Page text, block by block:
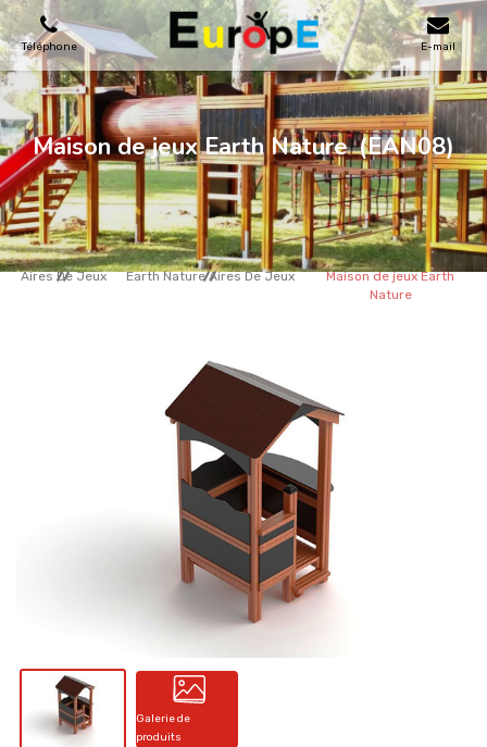
Téléphone E-mail
AIRES DE JEUX
MAISONS EN BOIS
MOBILIERS URBAINS
Maison de jeux Earth Nature (EAN08)
Aires De Jeux Earth Nature Aires De Jeux
Maison de jeux Earth
Nature
Galerie de
produits